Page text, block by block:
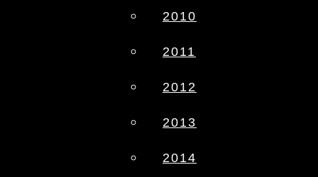
2010
2011
2012
2013
2014